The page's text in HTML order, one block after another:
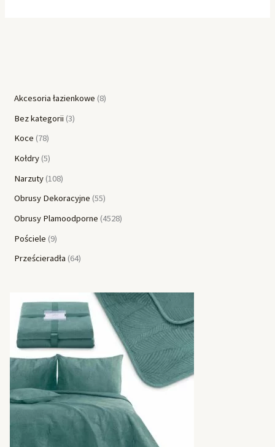
Akcesoria łazienkowe 8
Bez kategorii 3
Koce 78
Kołdry 5
Narzuty 108
Obrusy Dekoracyjne 55
Obrusy Plamoodporne 4528
Pościele 9
Prześcieradła 64